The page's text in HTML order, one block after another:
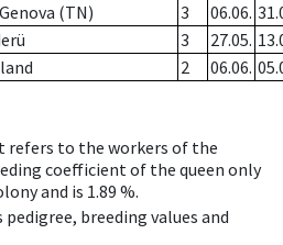
(TN) 3 06.06.
3 27.05.
2 06.06.
refers to the workers of the
coefficient of the queen only
and is 1.89 %.
pedigree, breeding values and